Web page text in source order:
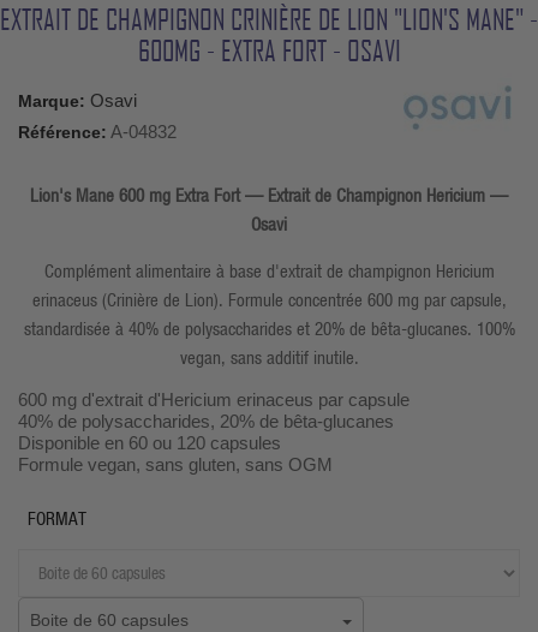
EXTRAIT DE CHAMPIGNON CRINIÈRE DE LION "LION'S MANE" -
600MG - EXTRA FORT - OSAVI
Marque: Osavi
Référence: A-04832
Lion's Mane 600 mg Extra Fort — Extrait de Champignon Hericium —
Osavi
Complément alimentaire à base d'extrait de champignon Hericium
erinaceus (Crinière de Lion). Formule concentrée 600 mg par capsule,
standardisée à 40% de polysaccharides et 20% de bêta-glucanes. 100%
vegan, sans additif inutile.
600 mg d'extrait d'Hericium erinaceus par capsule
40% de polysaccharides, 20% de bêta-glucanes
Disponible en 60 ou 120 capsules
Formule vegan, sans gluten, sans OGM
FORMAT
Boite de 60 capsules